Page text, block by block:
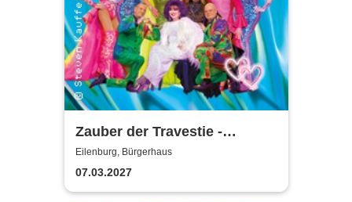
Zauber der Travestie -
Fräulein Luise und ihr
Ensemble - das Original
Eilenburg, Bürgerhaus
07.03.2027